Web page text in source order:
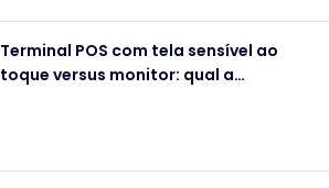
Terminal POS com tela sensível ao
toque versus monitor: qual a